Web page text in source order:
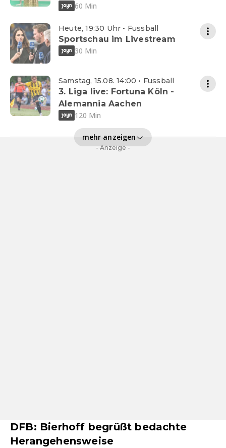
60 Min
Heute, 19:30 Uhr • Fussball
Sportschau im Livestream
30 Min
Samstag, 15.08. 14:00 • Fussball
3. Liga live: Fortuna Köln -
Alemannia Aachen
120 Min
mehr anzeigen
- Anzeige -
DFB: Bierhoff begrüßt bedachte
Herangehensweise